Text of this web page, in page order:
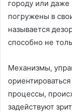
городу или
погружены в
называется
способно не
Механизмы,
процессы,
задействуют